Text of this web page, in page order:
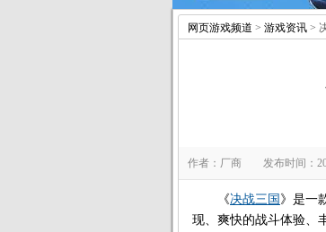
网页游戏频道 > 游戏资讯 >
作者：厂商 发布时间：
《决战三国 》是一
现、爽快的战斗体验、